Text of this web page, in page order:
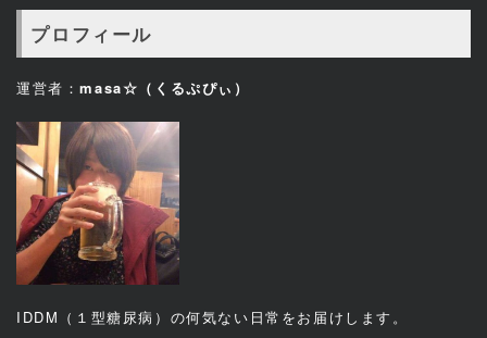
プロフィール
運営者：masa☆（くるぷぴぃ）
IDDM（１型糖尿病）の何気ない日常をお届けします。